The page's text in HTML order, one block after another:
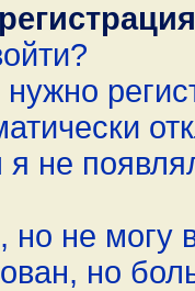
не
но не могу
но